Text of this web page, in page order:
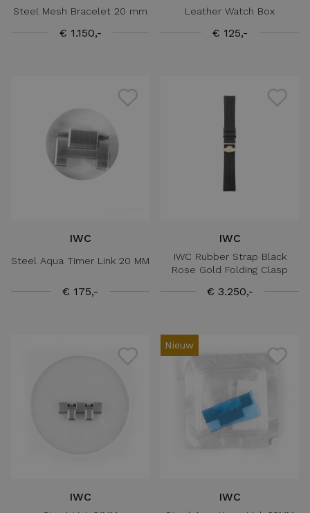
Steel Mesh Bracelet 20 mm
€ 1.150,-
Leather Watch Box
€ 125,-
IWC
Steel Aqua Timer Link 20 MM
€ 175,-
IWC
IWC Rubber Strap Black
Rose Gold Folding Clasp
€ 3.250,-
IWC
Nieuw
IWC